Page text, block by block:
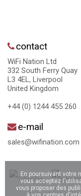
contact
WiFi Nation Ltd
332 South Ferry Quay
L3 4EL, Liverpool
United Kingdom
+44 (0) 1244 455 260
e-mail
sales@wifination.com
En poursuivant votre
vous acceptez
vous proposer des